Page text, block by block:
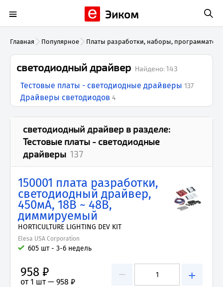
Эиком
Главная Популярное Платы разработки, наборы,
светодиодный драйвер Найдено:143
Тестовые платы - светодиодные драйверы 137
Драйверы светодиодов 4
светодиодный драйвер в разделе:
Тестовые платы - светодиодные
драйверы 137
150001 плата разработки,
светодиодный драйвер,
450мА, 18В ~ 48В,
диммируемый
HORTICULTURE LIGHTING DEV KIT
Elesa USA Corporation
605 шт - 3-6 недель
− +
958 ₽
от 1 шт — 958 ₽